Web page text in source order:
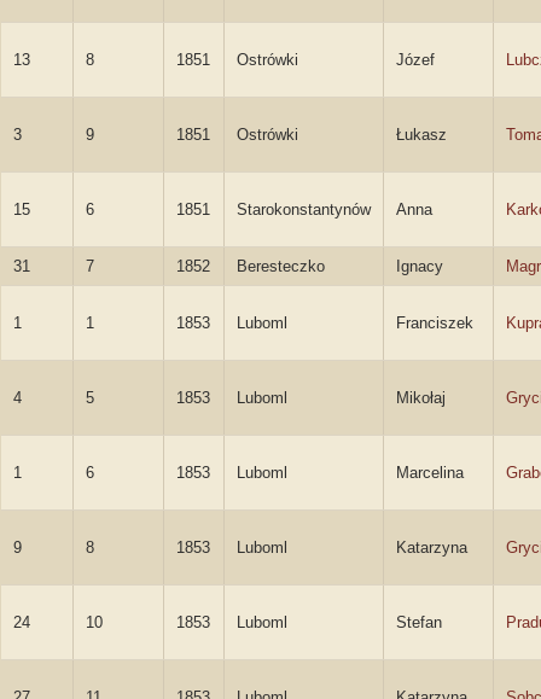
13 8 1851 Ostrówki Józef
3 9 1851 Ostrówki Łukasz
15 6 1851 Starokonstantynów Anna
31 7 1852 Beresteczko Ignacy
1 1 1853 Luboml Franciszek
4 5 1853 Luboml Mikołaj
1 6 1853 Luboml Marcelina
9 8 1853 Luboml Katarzyna
24 10 1853 Luboml Stefan